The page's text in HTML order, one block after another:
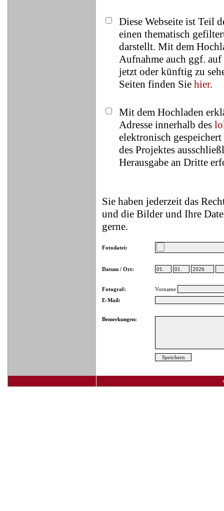
Diese Webseite ist Teil
einen thematisch
darstellt. Mit dem
Aufnahme auch ggf.
jetzt oder künftig zu
Seiten finden Sie hier.
Mit dem Hochladen
Adresse innerhalb des
elektronisch
des Projektes
Herausgabe an Dritte
Sie haben jederzeit das
und die Bilder und Ihre
gerne.
Fotodatei:
Datum / Ort:
Fotograf:
Vorname
E-Mail:
Bemerkungen: